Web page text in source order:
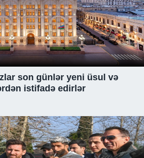
son günlər yeni üsul və
istifadə edirlər